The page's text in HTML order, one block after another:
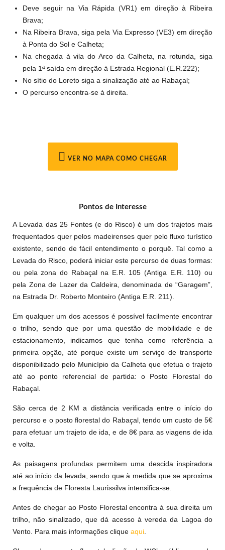
Deve seguir na Via Rápida (VR1) em direção à Ribeira
Brava;
Na Ribeira Brava, siga pela Via Expresso (VE3) em direção
à Ponta do Sol e Calheta;
Na chegada à vila do Arco da Calheta, na rotunda, siga
pela 1ª saída em direção à Estrada Regional (E.R.222);
No sítio do Loreto siga a sinalização até ao Rabaçal;
O percurso encontra-se à direita.
VER NO MAPA COMO CHEGAR
Pontos de Interesse
A Levada das 25 Fontes (e do Risco) é um dos trajetos mais
frequentados quer pelos madeirenses quer pelo fluxo turístico
existente, sendo de fácil entendimento o porquê. Tal como a
Levada do Risco, poderá iniciar este percurso de duas formas:
ou pela zona do Rabaçal na E.R. 105 (Antiga E.R. 110) ou
pela Zona de Lazer da Caldeira, denominada de “Garagem”,
na Estrada Dr. Roberto Monteiro (Antiga E.R. 211).
Em qualquer um dos acessos é possível facilmente encontrar
o trilho, sendo que por uma questão de mobilidade e de
estacionamento, indicamos que tenha como referência a
primeira opção, até porque existe um serviço de transporte
disponibilizado pelo Município da Calheta que efetua o trajeto
até ao ponto referencial de partida: o Posto Florestal do
Rabaçal.
São cerca de 2 KM a distância verificada entre o início do
percurso e o posto florestal do Rabaçal, tendo um custo de 5€
para efetuar um trajeto de ida, e de 8€ para as viagens de ida
e volta.
As paisagens profundas permitem uma descida inspiradora
até ao início da levada, sendo que à medida que se aproxima
a frequência de Floresta Laurissilva intensifica-se.
Antes de chegar ao Posto Florestal encontra à sua direita um
trilho, não sinalizado, que dá acesso à vereda da Lagoa do
Vento. Para mais informações clique aqui